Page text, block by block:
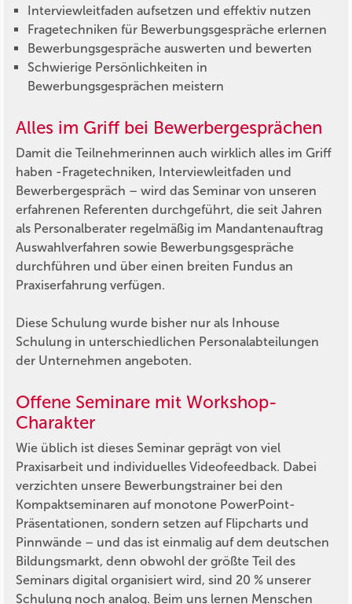
Interviewleitfaden aufsetzen und effektiv nutzen
Fragetechniken für Bewerbungsgespräche erlernen
Bewerbungsgespräche auswerten und bewerten
Schwierige Persönlichkeiten in
Bewerbungsgesprächen meistern
Alles im Griff bei Bewerbergesprächen
Damit die Teilnehmerinnen auch wirklich alles im Griff
haben -Fragetechniken, Interviewleitfaden und
Bewerbergespräch – wird das Seminar von unseren
erfahrenen Referenten durchgeführt, die seit Jahren
als Personalberater regelmäßig im Mandantenauftrag
Auswahlverfahren sowie Bewerbungsgespräche
durchführen und über einen breiten Fundus an
Praxiserfahrung verfügen.
Diese Schulung wurde bisher nur als Inhouse
Schulung in unterschiedlichen Personalabteilungen
der Unternehmen angeboten.
Offene Seminare mit Workshop-
Charakter
Wie üblich ist dieses Seminar geprägt von viel
Praxisarbeit und individuelles Videofeedback. Dabei
verzichten unsere Bewerbungstrainer bei den
Kompaktseminaren auf monotone PowerPoint-
Präsentationen, sondern setzen auf Flipcharts und
Pinnwände – und das ist einmalig auf dem deutschen
Bildungsmarkt, denn obwohl der größte Teil des
Seminars digital organisiert wird, sind 20 % unserer
Schulung noch analog. Beim uns lernen Menschen